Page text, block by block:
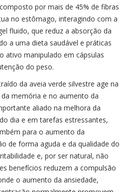
por mais de 45% de fibras
no estômago, interagindo com a
fluido, que reduz a absorção da
a uma dieta saudável e práticas
ativo manipulado em cápsulas
do peso.
da aveia verde silvestre age na
memória e no aumento da
aliado na melhora da
dia e em tarefas estressantes,
para o aumento da
de forma aguda e da qualidade do
e, por ser natural, não
benefícios reduzem a compulsão
o aumento da ansiedade,